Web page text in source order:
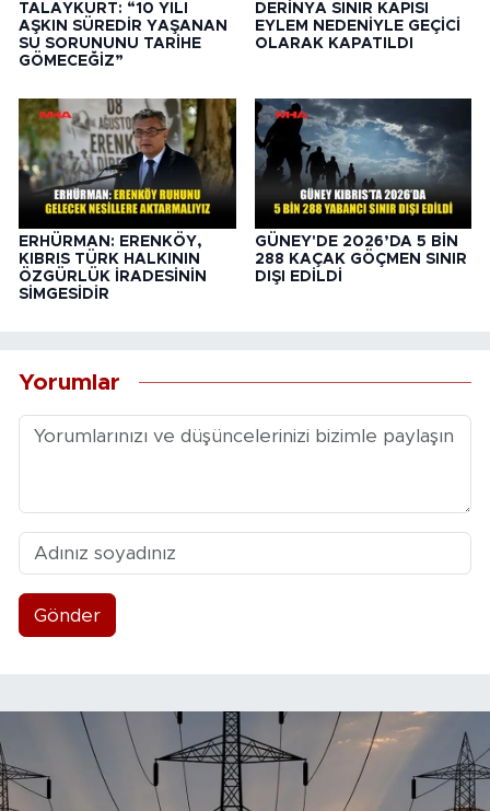
TALAYKURT: “10 YILI
AŞKIN SÜREDİR YAŞANAN
SU SORUNUNU TARİHE
GÖMECEĞİZ”
DERİNYA SINIR KAPISI
EYLEM NEDENİYLE GEÇİCİ
OLARAK KAPATILDI
ERHÜRMAN: ERENKÖY,
KIBRIS TÜRK HALKININ
ÖZGÜRLÜK İRADESİNİN
SİMGESİDİR
GÜNEY'DE 2026’DA 5 BİN
288 KAÇAK GÖÇMEN SINIR
DIŞI EDİLDİ
Yorumlar
Gönder